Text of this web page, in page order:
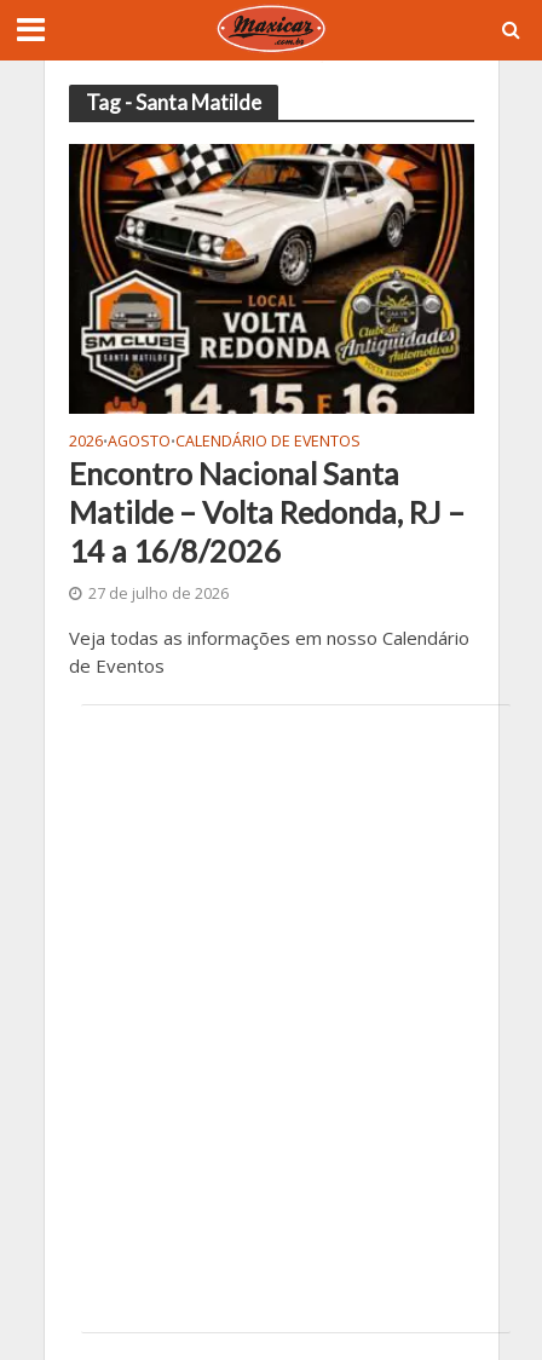
Tag - Santa Matilde
2026•AGOSTO•CALENDÁRIO DE EVENTOS
Encontro Nacional Santa
Matilde – Volta Redonda, RJ –
14 a 16/8/2026
27 de julho de 2026
Veja todas as informações em nosso Calendário
de Eventos